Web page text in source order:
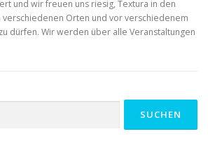
und wir freuen uns riesig, Textura in den
verschiedenen Orten und vor verschiedenem
dürfen. Wir werden über alle Veranstaltungen